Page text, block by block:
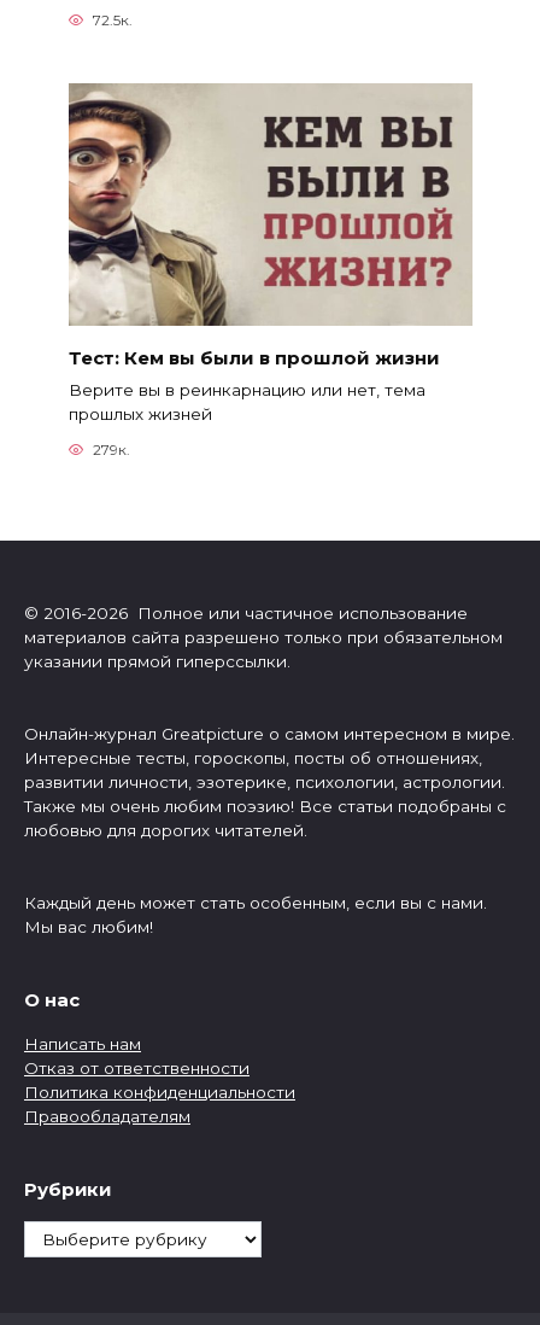
72.5к.
Тест: Кем вы были в прошлой жизни
Верите вы в реинкарнацию или нет, тема
прошлых жизней
279к.
© 2016-2026 Полное или частичное использование
материалов сайта разрешено только при обязательном
указании прямой гиперссылки.
Онлайн-журнал Greatpicture о самом интересном в мире.
Интересные тесты, гороскопы, посты об отношениях,
развитии личности, эзотерике, психологии, астрологии.
Также мы очень любим поэзию! Все статьи подобраны с
любовью для дорогих читателей.
Каждый день может стать особенным, если вы с нами.
Мы вас любим!
О нас
Написать нам
Отказ от ответственности
Политика конфиденциальности
Правообладателям
Рубрики
Рубрики